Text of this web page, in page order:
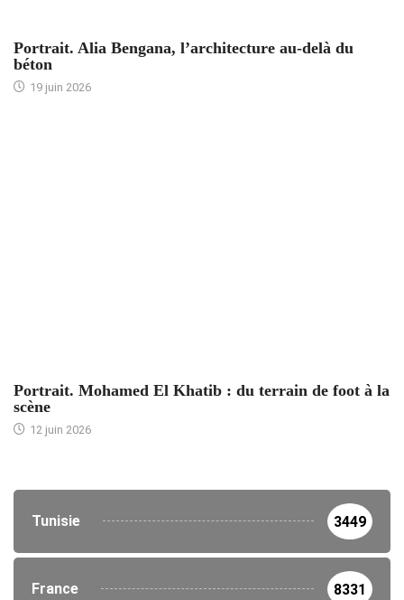
Portrait. Alia Bengana, l’architecture au-delà du
béton
19 juin 2026
Portrait. Mohamed El Khatib : du terrain de foot à la
scène
12 juin 2026
Tunisie 3449
France 8331